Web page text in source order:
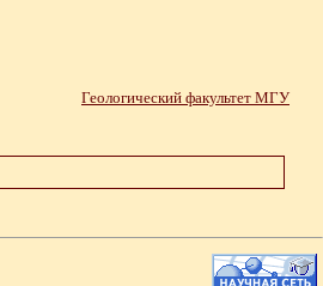
Геологический факультет МГУ